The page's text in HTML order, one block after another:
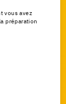
vous avez
préparation